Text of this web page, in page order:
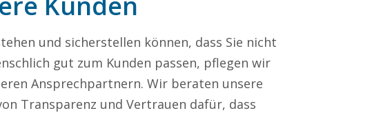
und sicherstellen können, dass Sie nicht
gut zum Kunden passen, pflegen wir
Ansprechpartnern. Wir beraten unsere
Transparenz und Vertrauen dafür, dass